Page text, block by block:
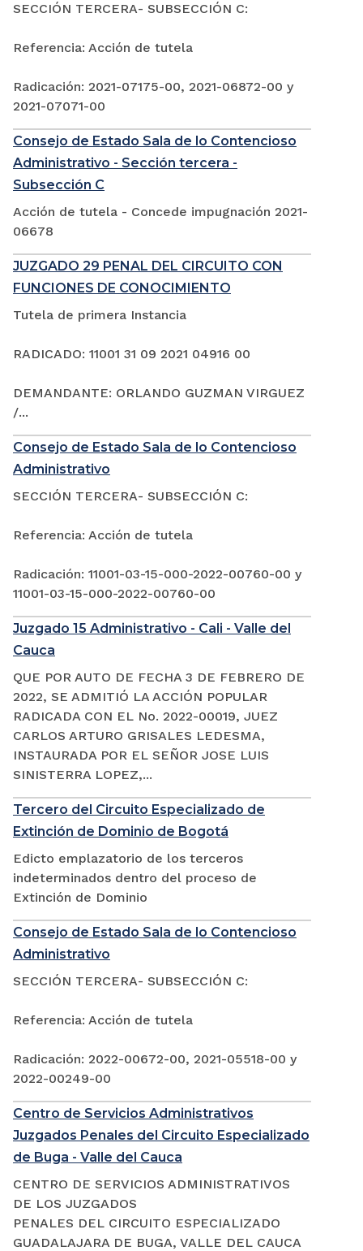
SECCIÓN TERCERA- SUBSECCIÓN C:
Referencia: Acción de tutela
Radicación: 2021-07175-00, 2021-06872-00 y
2021-07071-00
Consejo de Estado Sala de lo Contencioso
Administrativo - Sección tercera -
Subsección C
Acción de tutela - Concede impugnación 2021-
06678
JUZGADO 29 PENAL DEL CIRCUITO CON
FUNCIONES DE CONOCIMIENTO
Tutela de primera Instancia
RADICADO: 11001 31 09 2021 04916 00
DEMANDANTE: ORLANDO GUZMAN VIRGUEZ
/...
Consejo de Estado Sala de lo Contencioso
Administrativo
SECCIÓN TERCERA- SUBSECCIÓN C:
Referencia: Acción de tutela
Radicación: 11001-03-15-000-2022-00760-00 y
11001-03-15-000-2022-00760-00
Juzgado 15 Administrativo - Cali - Valle del
Cauca
QUE POR AUTO DE FECHA 3 DE FEBRERO DE
2022, SE ADMITIÓ LA ACCIÓN POPULAR
RADICADA CON EL No. 2022-00019, JUEZ
CARLOS ARTURO GRISALES LEDESMA,
INSTAURADA POR EL SEÑOR JOSE LUIS
SINISTERRA LOPEZ,...
Tercero del Circuito Especializado de
Extinción de Dominio de Bogotá
Edicto emplazatorio de los terceros
indeterminados dentro del proceso de
Extinción de Dominio
Consejo de Estado Sala de lo Contencioso
Administrativo
SECCIÓN TERCERA- SUBSECCIÓN C:
Referencia: Acción de tutela
Radicación: 2022-00672-00, 2021-05518-00 y
2022-00249-00
Centro de Servicios Administrativos
Juzgados Penales del Circuito Especializado
de Buga - Valle del Cauca
CENTRO DE SERVICIOS ADMINISTRATIVOS
DE LOS JUZGADOS
PENALES DEL CIRCUITO ESPECIALIZADO
GUADALAJARA DE BUGA, VALLE DEL CAUCA